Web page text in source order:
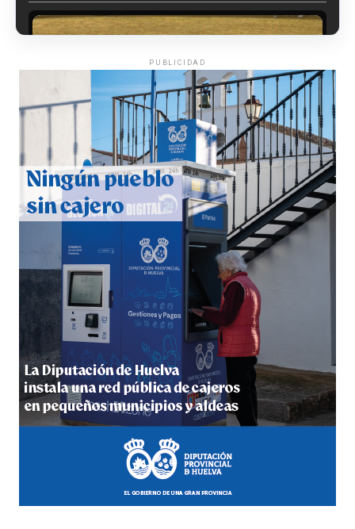
QUINTA CORRIDA DE LAS FIESTAS COLOMBINAS
2026
hace 4 días·Huelvatv
5º DÍA DE LAS FIESTAS COLOMBINAS 2026
hace 4 días·Huelvatv
PUBLICIDAD